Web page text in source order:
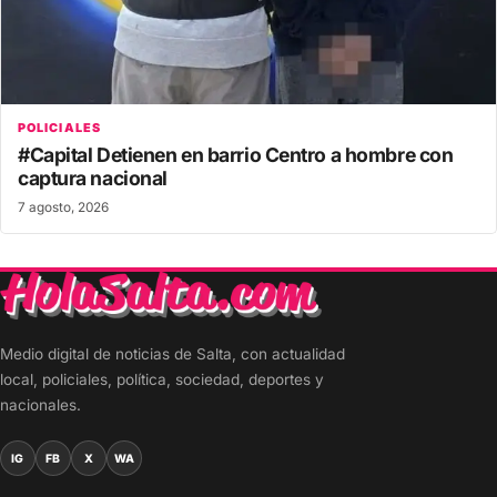
POLICIALES
#Capital Detienen en barrio Centro a hombre con
captura nacional
7 agosto, 2026
Medio digital de noticias de Salta, con actualidad
local, policiales, política, sociedad, deportes y
nacionales.
IG FB X WA